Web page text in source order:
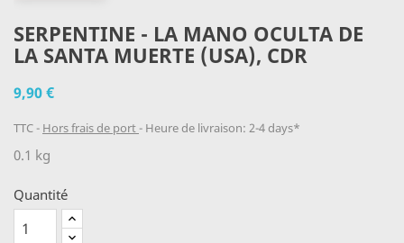
SERPENTINE - LA MANO OCULTA DE
LA SANTA MUERTE (USA), CDR
9,90 €
TTC Hors frais de port Heure de livraison: 2-4 days*
0.1 kg
Quantité